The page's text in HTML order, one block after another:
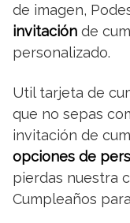
de imagen,
invitación de
personalizado.
Util tarjeta de
que no sepas
invitación de
opciones de
pierdas nuestra
Cumpleaños